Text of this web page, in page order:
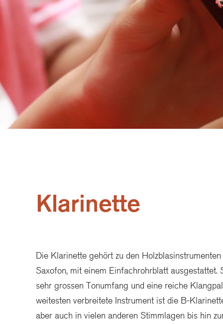
Klarinette
Die Klarinette gehört zu den
Saxofon, mit einem Einfachrohrblatt ausgestattet.
sehr grossen Tonumfang und eine reiche
weitesten verbreitete Instrument ist die B-
aber auch in vielen anderen Stimmlagen bis hin